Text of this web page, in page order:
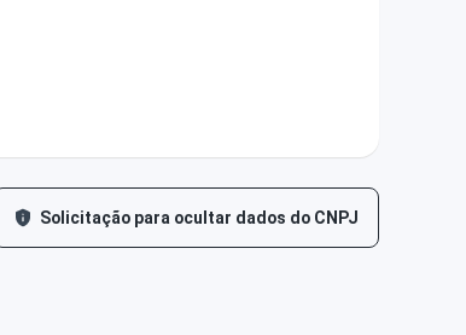
Solicitação para ocultar dados do CNPJ